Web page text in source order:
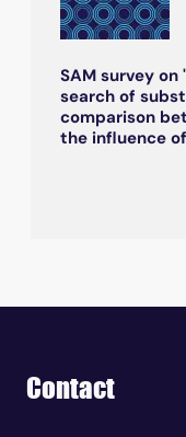
SAM survey
search of
comparison
the influence
Contact